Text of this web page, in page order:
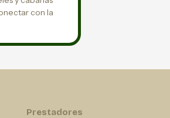
con la
Prestadores